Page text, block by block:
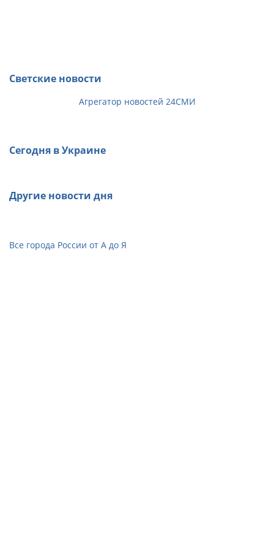
Светские новости
Агрегатор новостей 24СМИ
Сегодня в Украине
Другие новости дня
Все города России от А до Я